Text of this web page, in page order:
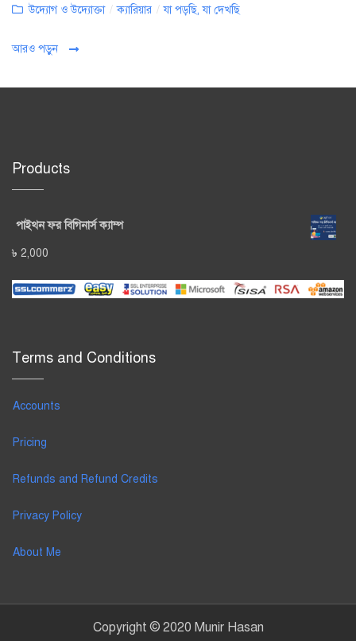
Categories
উদ্যোগ ও উদ্যোক্তা / ক্যারিয়ার / যা পড়ছি, যা দেখছি
আরও পড়ুন
Products
পাইথন ফর বিগিনার্স ক্যাম্প
৳ 2,000
Terms and Conditions
Accounts
Pricing
Refunds and Refund Credits
Privacy Policy
About Me
Copyright © 2020 Munir Hasan